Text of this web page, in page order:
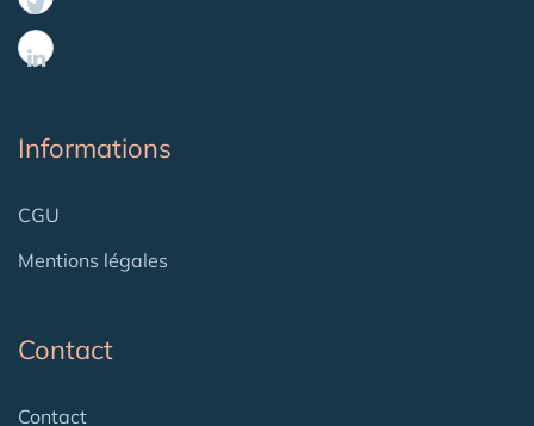
Informations
CGU
Mentions légales
Contact
Contact